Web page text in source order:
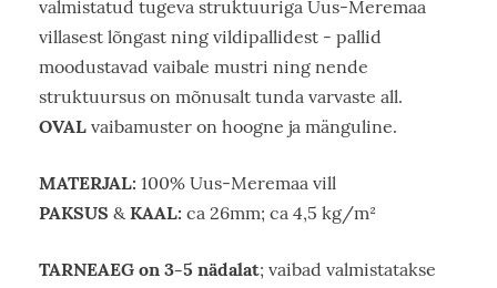
valmistatud tugeva struktuuriga Uus-Meremaa
villasest lõngast ning vildipallidest - pallid
moodustavad vaibale mustri ning nende
struktuursus on mõnusalt tunda varvaste all.
OVAL vaibamuster on hoogne ja mänguline.
MATERJAL: 100% Uus-Meremaa vill
PAKSUS &KAAL: ca 26mm; ca 4,5 kg/m²
TARNEAEG on 3-5 nädalat; vaibad valmistatakse